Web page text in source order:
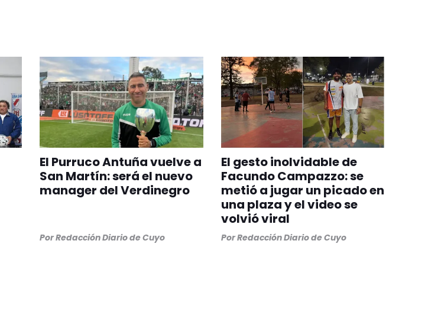
El Purruco Antuña vuelve a
San Martín: será el nuevo
manager del Verdinegro
PorRedacción Diario de Cuyo
El gesto inolvidable de
Facundo Campazzo: se
metió a jugar un picado en
una plaza y el video se
volvió viral
PorRedacción Diario de Cuyo